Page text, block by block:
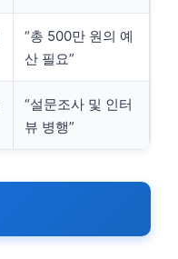
“총 500만 원의 예
산 필요”
“설문조사 및 인터
뷰 병행”